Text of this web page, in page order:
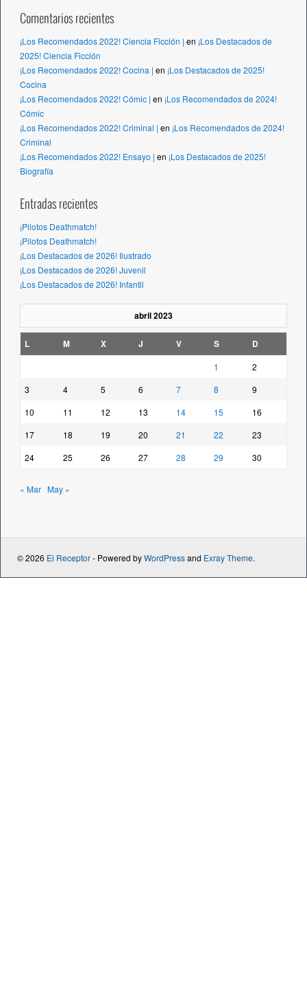
Comentarios recientes
¡Los Recomendados 2022! Ciencia Ficción | en ¡Los Destacados de
2025! Ciencia Ficción
¡Los Recomendados 2022! Cocina | en ¡Los Destacados de 2025!
Cocina
¡Los Recomendados 2022! Cómic | en ¡Los Recomendados de 2024!
Cómic
¡Los Recomendados 2022! Criminal | en ¡Los Recomendados de 2024!
Criminal
¡Los Recomendados 2022! Ensayo | en ¡Los Destacados de 2025!
Biografía
Entradas recientes
¡Pilotos Deathmatch!
¡Pilotos Deathmatch!
¡Los Destacados de 2026! Ilustrado
¡Los Destacados de 2026! Juvenil
¡Los Destacados de 2026! Infantil
abril 2023
L M X J V S D
1
2
3
4 5 6 7 8
9
10
11 12 13 14 15
16
17
18 19 20 21 22
23
24
25 26 27 28 29 30
« Mar May »
© 2026 El Receptor- Powered byWordPressand Exray Theme.